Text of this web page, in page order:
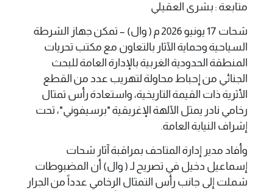
متابعة : بشرى العقيلي
شحات 17 يونيو 2026 م ( وال) – تمكن جهاز الشرطة
السياحية وحماية الآثار بالتعاون مع مكتب تحريات
المنطقة الحدودية الغربية بالإدارة العامة للبحث
الجنائي من إحباط محاولة لتهريب عدد من القطع
الأثرية ذات القيمة التاريخية، واستعادة رأس تمثال
رخامي نادر يمثل الآلهة الإغريقية "برسيفوني"، تحت
إشراف النيابة العامة.
وأفاد مدير إدارة المتاحف بمراقبة آثار شحات
إسماعيل دخيل في تصريح لـ ( وال) أن المضبوطات
شملت إلى جانب رأس التمثال الرخامي عدداً من الجرار